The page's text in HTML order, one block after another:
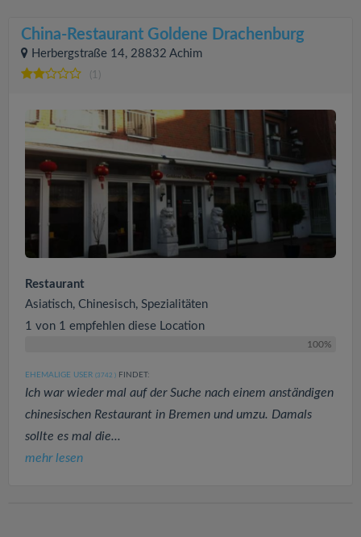
China-Restaurant Goldene Drachenburg
Herbergstraße 14, 28832 Achim
(1)
Restaurant
Asiatisch, Chinesisch, Spezialitäten
1 von 1 empfehlen diese Location
100%
EHEMALIGE USER (3742 ) FINDET:
Ich war wieder mal auf der Suche nach einem anständigen
chinesischen Restaurant in Bremen und umzu. Damals
sollte es mal die...
mehr lesen